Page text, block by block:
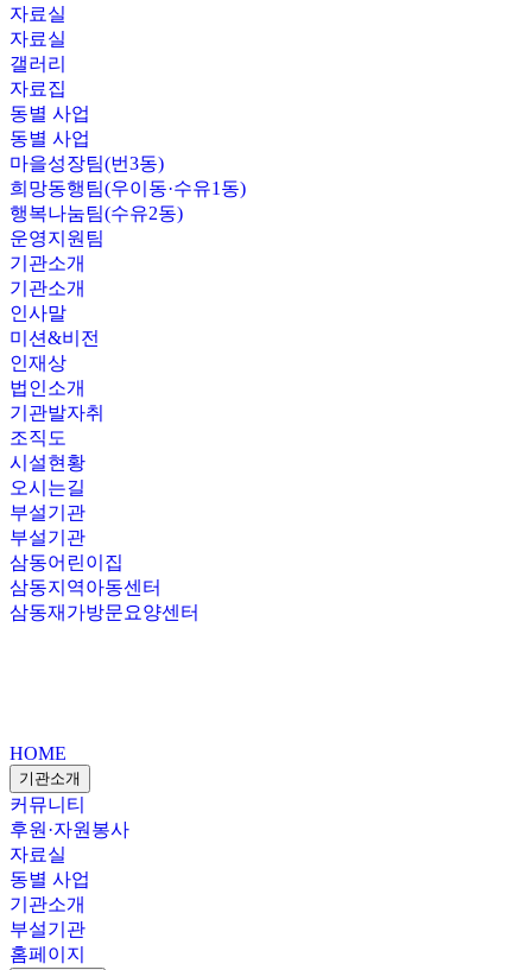
자료실
자료실
갤러리
자료집
동별 사업
동별 사업
마을성장팀(번3동)
희망동행팀(우이동·수유1동)
행복나눔팀(수유2동)
운영지원팀
기관소개
기관소개
인사말
미션&비전
인재상
법인소개
기관발자취
조직도
시설현황
오시는길
부설기관
부설기관
삼동어린이집
삼동지역아동센터
삼동재가방문요양센터
HOME
기관소개
커뮤니티
후원·자원봉사
자료실
동별 사업
기관소개
부설기관
홈페이지